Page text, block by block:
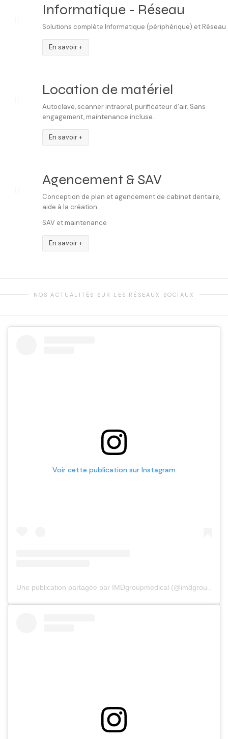
Informatique - Réseau
Solutions complète Informatique (périphérique) et Réseau
En savoir +
Location de matériel
Autoclave, scanner intraoral, purificateur d’air. Sans
engagement, maintenance incluse.
En savoir +
Agencement & SAV
Conception de plan et agencement de cabinet dentaire,
aide à la création.
SAV et maintenance
En savoir +
NOS ACTUALITÉS SUR LES RÉSEAUX SOCIAUX
Voir cette publication sur Instagram